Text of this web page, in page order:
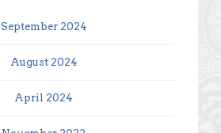
September 2024
August 2024
April 2024